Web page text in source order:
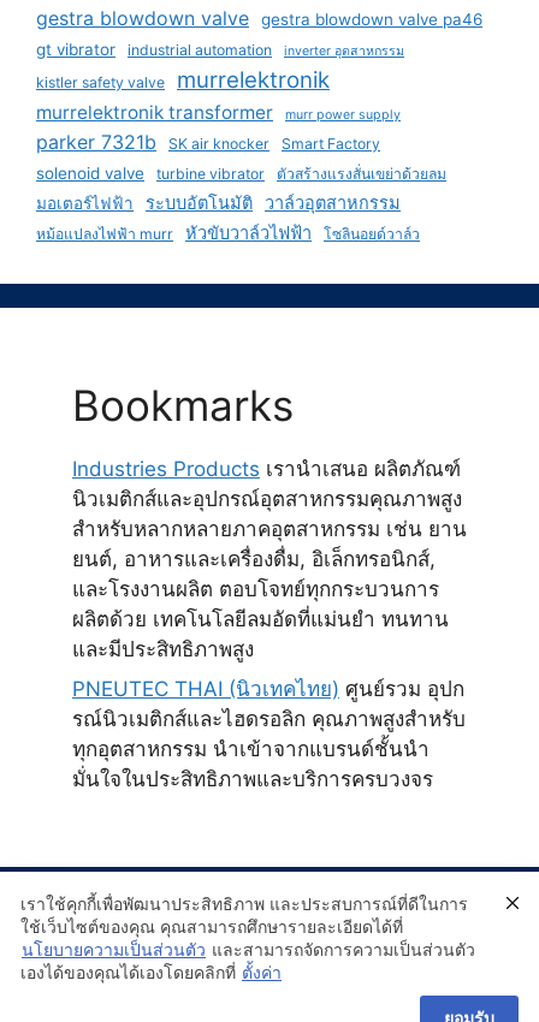
gestra blowdown valve
gestra blowdown valve pa46
gt vibrator
industrial automation inverter อุตสาหกรรม
kistler safety valve murrelektronik
murrelektronik transformer murr power supply
parker 7321b SK air knocker Smart Factory
solenoid valve turbine vibrator ตัวสร้างแรงสั่นเขย่าด้วยลม
มอเตอร์ไฟฟ้า ระบบอัตโนมัติ วาล์วอุตสาหกรรม
หม้อแปลงไฟฟ้า murr หัวขับวาล์วไฟฟ้า โซลินอยด์วาล์ว
Bookmarks
Industries Products เรานำเสนอ ผลิตภัณฑ์
นิวเมติกส์และอุปกรณ์อุตสาหกรรมคุณภาพสูง
สำหรับหลากหลายภาคอุตสาหกรรม เช่น ยาน
ยนต์, อาหารและเครื่องดื่ม, อิเล็กทรอนิกส์,
และโรงงานผลิต ตอบโจทย์ทุกกระบวนการ
ผลิตด้วย เทคโนโลยีลมอัดที่แม่นยำ ทนทาน
และมีประสิทธิภาพสูง
PNEUTEC THAI (นิวเทคไทย) ศูนย์รวม อุปก
รณ์นิวเมติกส์และไฮดรอลิก คุณภาพสูงสำหรับ
ทุกอุตสาหกรรม นำเข้าจากแบรนด์ชั้นนำ
มั่นใจในประสิทธิภาพและบริการครบวงจร
เราใช้คุกกี้เพื่อพัฒนาประสิทธิภาพ และประสบการณ์ที่ดีในการ
ใช้เว็บไซต์ของคุณ คุณสามารถศึกษารายละเอียดได้ที่
นโยบายความเป็นส่วนตัว และสามารถจัดการความเป็นส่วนตัว
เองได้ของคุณได้เองโดยคลิกที่ ตั้งค่า
ยอมรับ